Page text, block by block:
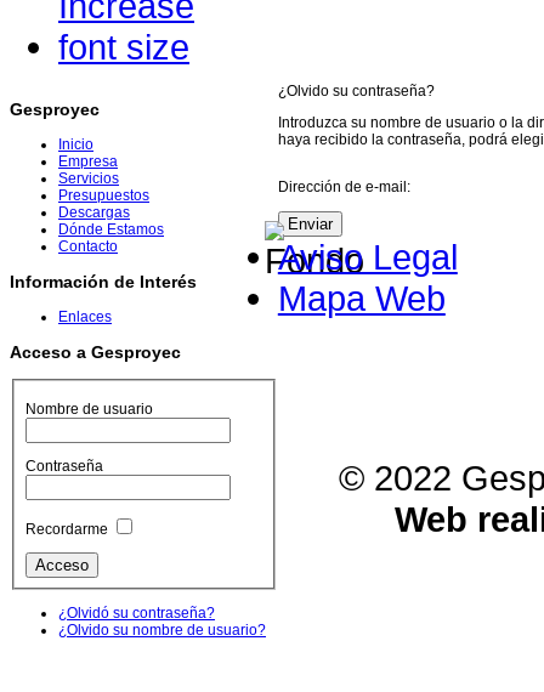
Gesproyec
Inicio
Empresa
Servicios
Presupuestos
Descargas
Dónde Estamos
Contacto
Información de Interés
Enlaces
Acceso a Gesproyec
Nombre de usuario
Contraseña
Recordarme
¿Olvidó su contraseña?
¿Olvido su nombre de usuario?
¿Olvido su contraseña?
Introduzca su nombre de usuario o la
haya recibido la contraseña, podrá
Dirección de e-mail:
Enviar
Aviso Legal
Mapa Web
© 2022
Web